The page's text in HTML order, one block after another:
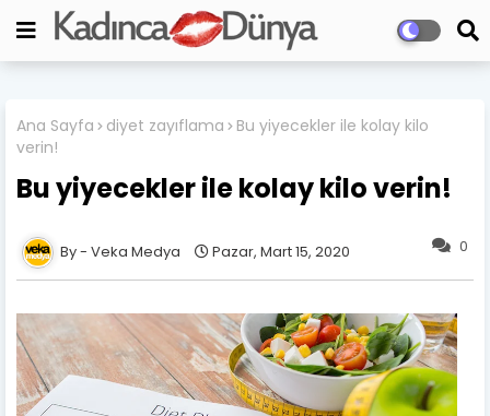
Ana Sayfa diyet zayıflama
Bu yiyecekler ile kolay kilo
verin!
Bu yiyecekler ile kolay kilo verin!
0
Veka Medya Pazar, Mart 15, 2020